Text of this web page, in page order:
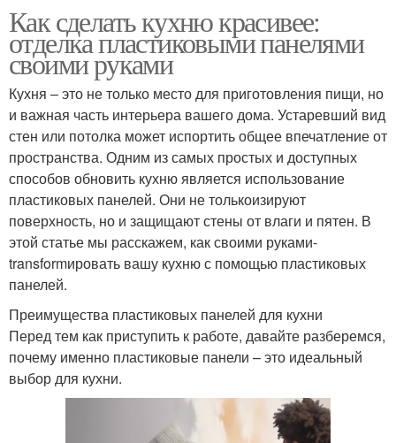
Как сделать кухню красивее:
отделка пластиковыми панелями
своими руками
Кухня – это не только место для приготовления пищи, но
и важная часть интерьера вашего дома. Устаревший вид
стен или потолка может испортить общее впечатление от
пространства. Одним из самых простых и доступных
способов обновить кухню является использование
пластиковых панелей. Они не толькоизируют
поверхность, но и защищают стены от влаги и пятен. В
этой статье мы расскажем, как своими руками-
transformировать вашу кухню с помощью пластиковых
панелей.
Преимущества пластиковых панелей для кухни
Перед тем как приступить к работе, давайте разберемся,
почему именно пластиковые панели – это идеальный
выбор для кухни.